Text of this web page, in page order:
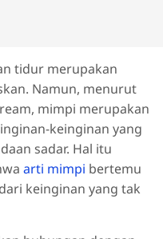
tidur merupakan
Namun, menurut
mimpi merupakan
keinginan yang
sadar. Hal itu
arti mimpi bertemu
keinginan yang tak